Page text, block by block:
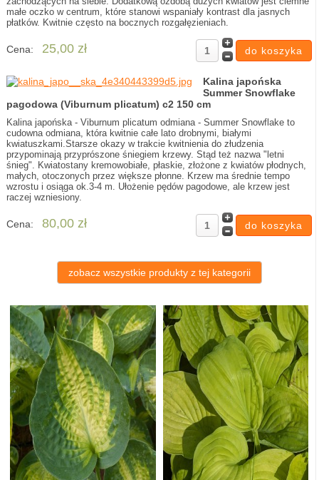
małe oczko w centrum, które stanowi wspaniały kontrast dla jasnych
płatków. Kwitnie często na bocznych rozgałęzieniach.
Cena: 25,00 zł
Kalina japońska
Summer Snowflake
pagodowa (Viburnum plicatum) c2 150 cm
Kalina japońska - Viburnum plicatum odmiana - Summer Snowflake to
cudowna odmiana, która kwitnie całe lato drobnymi, białymi
kwiatuszkami.Starsze okazy w trakcie kwitnienia do złudzenia
przypominają przyprószone śniegiem krzewy. Stąd też nazwa "letni
śnieg". Kwiatostany kremowobiałe, płaskie, złożone z kwiatów płodnych,
małych, otoczonych przez większe płonne. Krzew ma średnie tempo
wzrostu i osiąga ok.3-4 m. Ułożenie pędów pagodowe, ale krzew jest
raczej wzniesiony.
Cena: 80,00 zł
zobacz wszystkie produkty z tej kategorii